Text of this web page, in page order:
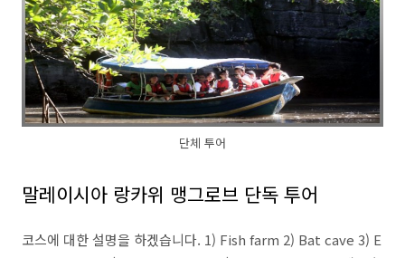
단체 투어
말레이시아 랑카위 맹그로브 단독 투어
코스에 대한 설명을 하겠습니다. 1) Fish farm 2) Bat cave 3) E